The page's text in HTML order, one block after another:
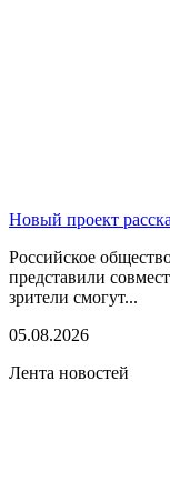
Новый проект
Российское
представили
зрители смогут...
05.08.2026
Лента новостей